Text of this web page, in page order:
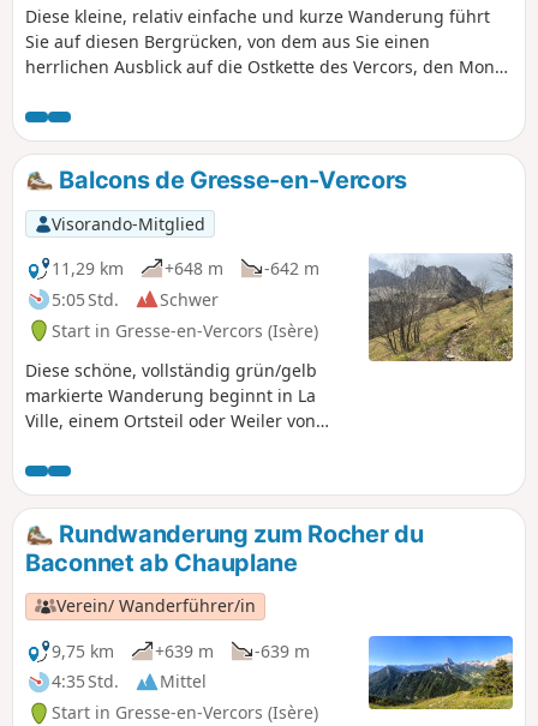
Diese kleine, relativ einfache und kurze Wanderung führt
Sie auf diesen Bergrücken, von dem aus Sie einen
herrlichen Ausblick auf die Ostkette des Vercors, den Mont
Belledonne-Massiv genießen können.
Balcons de Gresse-en-Vercors
Visorando-Mitglied
11,29 km
+648 m
-642 m
5:05 Std.
Schwer
Start in Gresse-en-Vercors (Isère)
Diese schöne, vollständig grün/gelb
markierte Wanderung beginnt in La
Ville, einem Ortsteil oder Weiler von
schönen Blick auf das Dorf und seine
Hochebene sowie auf den Grand
Veymont und den Mont de l'Aiguille. Im
Winter sollte sie jedoch aufgrund ihrer
Unbegehbarkeit unbedingt vermieden
werden.
Rundwanderung zum Rocher du
Baconnet ab Chauplane
Verein/ Wanderführer/in
9,75 km
+639 m
-639 m
4:35 Std.
Mittel
Start in Gresse-en-Vercors (Isère)